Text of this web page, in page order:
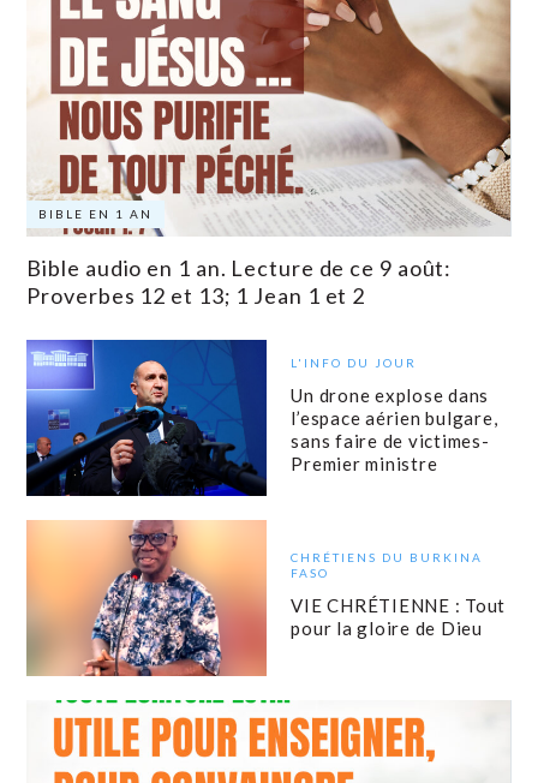
BIBLE EN 1 AN
Bible audio en 1 an. Lecture de ce 9 août:
Proverbes 12 et 13; 1 Jean 1 et 2
L'INFO DU JOUR
Un drone explose dans
l’espace aérien bulgare,
sans faire de victimes-
Premier ministre
CHRÉTIENS DU BURKINA
FASO
VIE CHRÉTIENNE : Tout
pour la gloire de Dieu